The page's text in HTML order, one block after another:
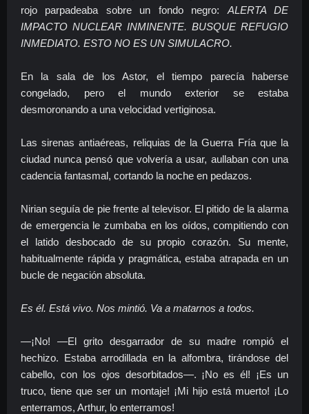
rojo parpadeaba sobre un fondo negro: ALERTA DE
IMPACTO NUCLEAR INMINENTE. BUSQUE REFUGIO
INMEDIATO. ESTO NO ES UN SIMULACRO.
En la sala de los Astor, el tiempo parecía haberse
congelado, pero el mundo exterior se estaba
desmoronando a una velocidad vertiginosa.
Las sirenas antiaéreas, reliquias de la Guerra Fría que la
ciudad nunca pensó que volvería a usar, aullaban con una
cadencia fantasmal, cortando la noche en pedazos.
Nirian seguía de pie frente al televisor. El pitido de la alarma
de emergencia le zumbaba en los oídos, compitiendo con
el latido desbocado de su propio corazón. Su mente,
habitualmente rápida y pragmática, estaba atrapada en un
bucle de negación absoluta.
Es él. Está vivo. Nos mintió. Va a matarnos a todos.
—¡No! —El grito desgarrador de su madre rompió el
hechizo. Estaba arrodillada en la alfombra, tirándose del
cabello, con los ojos desorbitados—. ¡No es él! ¡Es un
truco, tiene que ser un montaje! ¡Mi hijo está muerto! ¡Lo
enterramos, Arthur, lo enterramos!